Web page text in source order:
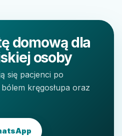
domową dla
osoby
się pacjenci po
kręgosłupa oraz